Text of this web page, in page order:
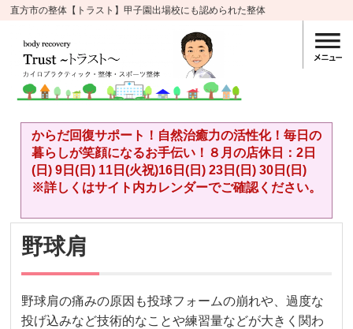
直方市の整体【トラスト】甲子園出場校にも認められた整体
からだ回復サポート！自然治癒力の活性化！毎日の
暮らしが笑顔になるお手伝い！８月の店休日：2日
(日) 9日(日) 11日(火祝)16日(日) 23日(日) 30日(日)
※詳しくはサイト内カレンダーでご確認ください。
野球肩
野球肩の痛みの原因も投球フォームの崩れや、過度な
投げ込みなど技術的なことや練習量などが大きく関わ